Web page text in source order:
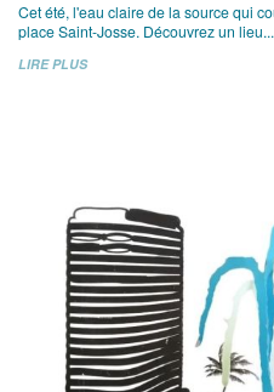
Cet été, l'eau claire de la source qui
place Saint-Josse. Découvrez un lieu...
LIRE PLUS